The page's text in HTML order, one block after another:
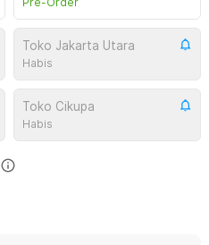
Toko Jakarta Utara
Habis
Toko Cikupa
Habis